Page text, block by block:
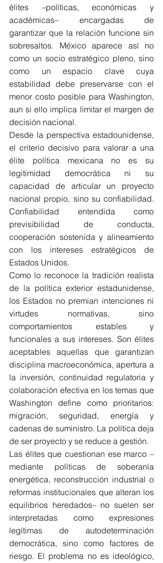
élites –políticas, económicas y
académicas– encargadas de
garantizar que la relación funcione sin
sobresaltos. México aparece así no
como un socio estratégico pleno, sino
como un espacio clave cuya
estabilidad debe preservarse con el
menor costo posible para Washington,
aun si ello implica limitar el margen de
decisión nacional.
Desde la perspectiva estadounidense,
el criterio decisivo para valorar a una
élite política mexicana no es su
legitimidad democrática ni su
capacidad de articular un proyecto
nacional propio, sino su confiabilidad.
Confiabilidad entendida como
previsibilidad de conducta,
cooperación sostenida y alineamiento
con los intereses estratégicos de
Estados Unidos.
Como lo reconoce la tradición realista
de la política exterior estadunidense,
los Estados no premian intenciones ni
virtudes normativas, sino
comportamientos estables y
funcionales a sus intereses. Son élites
aceptables aquellas que garantizan
disciplina macroeconómica, apertura a
la inversión, continuidad regulatoria y
colaboración efectiva en los temas que
Washington define como prioritarios:
migración, seguridad, energía y
cadenas de suministro. La política deja
de ser proyecto y se reduce a gestión.
Las élites que cuestionan ese marco –
mediante políticas de soberanía
energética, reconstrucción industrial o
reformas institucionales que alteran los
equilibrios heredados– no suelen ser
interpretadas como expresiones
legítimas de autodeterminación
democrática, sino como factores de
riesgo. El problema no es ideológico,